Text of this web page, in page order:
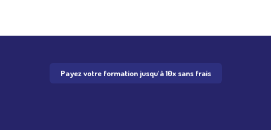
Payez votre formation jusqu'à 10x sans frais